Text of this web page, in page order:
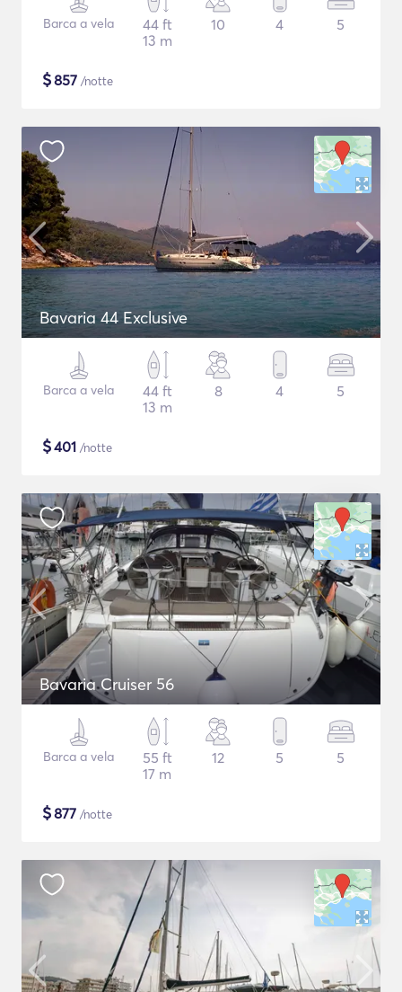
Barca a vela
44 ft
13 m
10 4 5
$857 /notte
Bavaria 44 Exclusive
Barca a vela
44 ft
13 m
8 4 5
$401 /notte
Bavaria Cruiser 56
Barca a vela
55 ft
17 m
12 5 5
$877 /notte